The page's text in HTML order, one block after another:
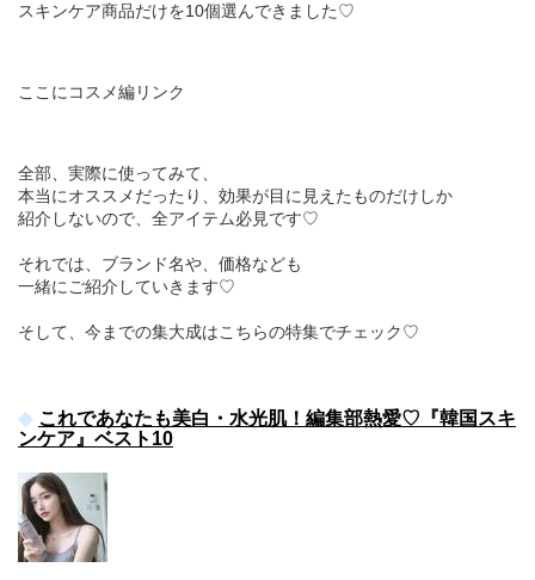
スキンケア商品だけを10個選んできました♡
ここにコスメ編リンク
全部、実際に使ってみて、
本当にオススメだったり、効果が目に見えたものだけしか
紹介しないので、全アイテム必見です♡
それでは、ブランド名や、価格なども
一緒にご紹介していきます♡
そして、今までの集大成はこちらの特集でチェック♡
これであなたも美白・水光肌！編集部熱愛♡『韓国スキ
ンケア』ベスト10